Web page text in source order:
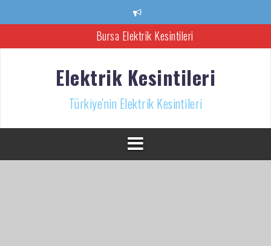
Bursa Elektrik Kesintileri
Türkiye’nin Elektrik Kesintileri Haber Kaynağı
İzmir Elektrik Kesintisi
Elektrik Kesintileri
Türkiye'nin Elektrik Kesintileri